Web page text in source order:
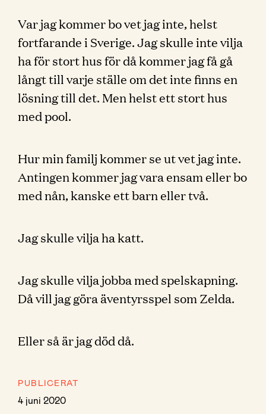
Var jag kommer bo vet jag inte, helst
fortfarande i Sverige. Jag skulle inte vilja
ha för stort hus för då kommer jag få gå
långt till varje ställe om det inte finns en
lösning till det. Men helst ett stort hus
med pool.
Hur min familj kommer se ut vet jag inte.
Antingen kommer jag vara ensam eller bo
med nån, kanske ett barn eller två.
Jag skulle vilja ha katt.
Jag skulle vilja jobba med spelskapning.
Då vill jag göra äventyrsspel som Zelda.
Eller så är jag död då.
PUBLICERAT
4 juni 2020